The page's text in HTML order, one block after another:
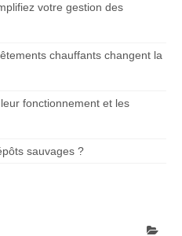
votre gestion des
chauffants changent la
fonctionnement et les
sauvages ?